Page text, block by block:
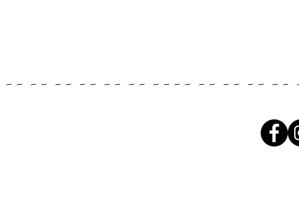
~ ~ ~ ~ ~ ~ ~ ~ ~ ~ ~ ~ ~ ~ ~ ~ ~ ~ ~ ~ ~ ~ ~